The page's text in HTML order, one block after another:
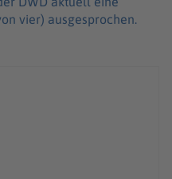
vier) ausgesprochen.